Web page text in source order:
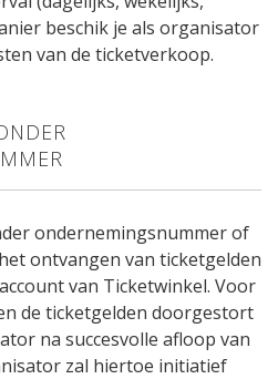
beschik je als organisator
van de ticketverkoop.
ondernemingsnummer of
ontvangen van ticketgelden
van Ticketwinkel. Voor
de ticketgelden doorgestort
na succesvolle afloop van
zal hiertoe initiatief